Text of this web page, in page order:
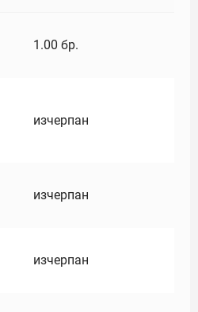
1.00 бр.
изчерпан
изчерпан
изчерпан